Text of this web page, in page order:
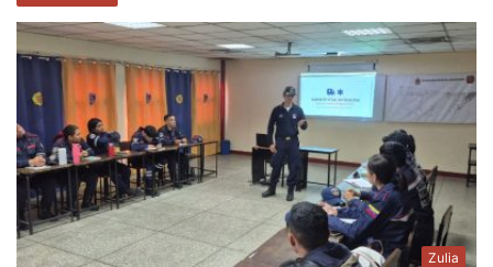
Zulia